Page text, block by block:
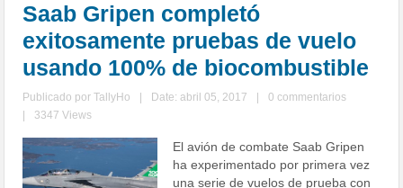
Saab Gripen completó
exitosamente pruebas de vuelo
usando 100% de biocombustible
Publicado porTallyHo Date: abril 05, 2017
0 commentarios
3347 Views
El avión de combate Saab Gripen
ha experimentado por primera vez
una serie de vuelos de prueba con